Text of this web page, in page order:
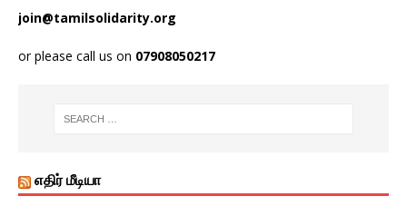
join@tamilsolidarity.org
or please call us on 07908050217
எதிர் மீடியா